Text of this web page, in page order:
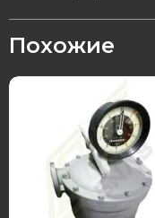
Похожие